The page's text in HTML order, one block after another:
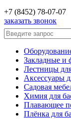
+7 (8452) 78-07-07
заказать звонок
Закладные и
Лестницы
Аксессуары
Садовая
Химия для
Плавающее
Плёнка для